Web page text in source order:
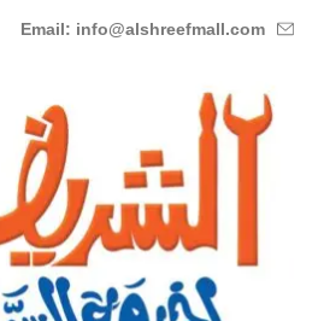
Email: info@alshreefmall.com